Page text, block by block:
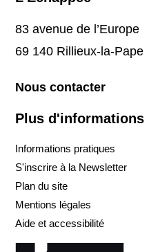
83 avenue de l’Europe
69 140 Rillieux-la-Pape
Nous contacter
Plus d'informations
Informations pratiques
S'inscrire à la Newsletter
Plan du site
Mentions légales
Aide et accessibilité